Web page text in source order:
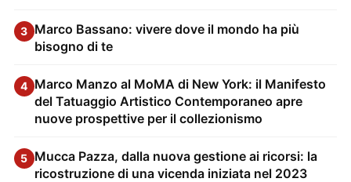
3 Marco Bassano: vivere dove il mondo ha più
bisogno di te
4 Marco Manzo al MoMA di New York: il Manifesto
del Tatuaggio Artistico Contemporaneo apre
nuove prospettive per il collezionismo
5 Mucca Pazza, dalla nuova gestione ai ricorsi: la
ricostruzione di una vicenda iniziata nel 2023